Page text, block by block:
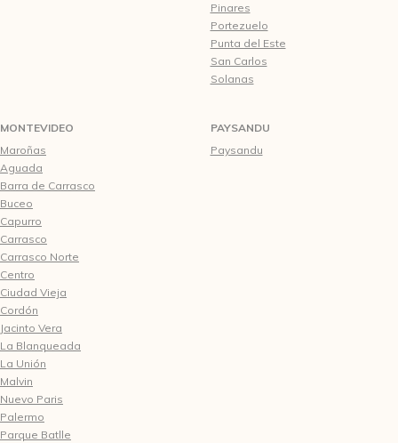
Pinares
Portezuelo
Punta del Este
San Carlos
Solanas
MONTEVIDEO
Maroñas
Aguada
Barra de Carrasco
Buceo
Capurro
Carrasco
Carrasco Norte
Centro
Ciudad Vieja
Cordón
Jacinto Vera
La Blanqueada
La Unión
Malvin
Nuevo Paris
Palermo
Parque Batlle
PAYSANDU
Paysandu